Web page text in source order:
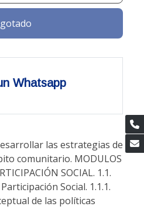
Whatsapp
las estrategias de
comunitario. MODULOS
SOCIAL. 1.1.
Social. 1.1.1.
de las políticas